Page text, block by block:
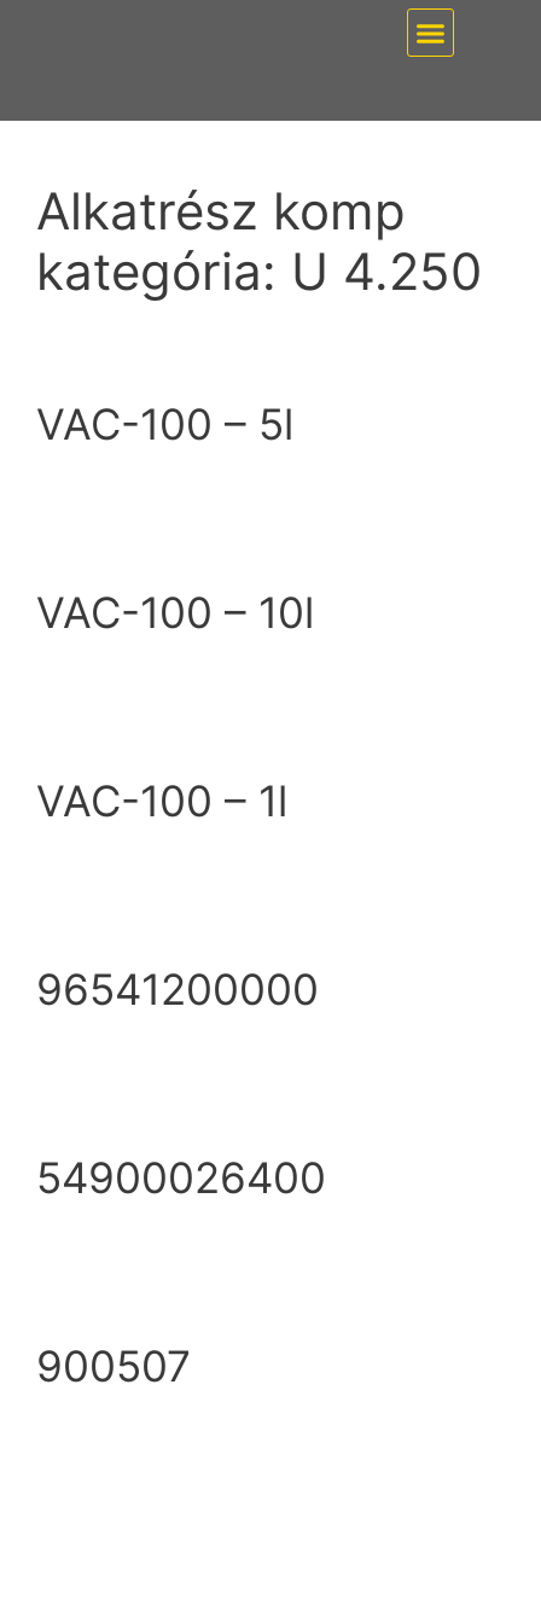
Alkatrész komp
kategória: U 4.250
VAC-100 – 5l
VAC-100 – 10l
VAC-100 – 1l
96541200000
54900026400
900507